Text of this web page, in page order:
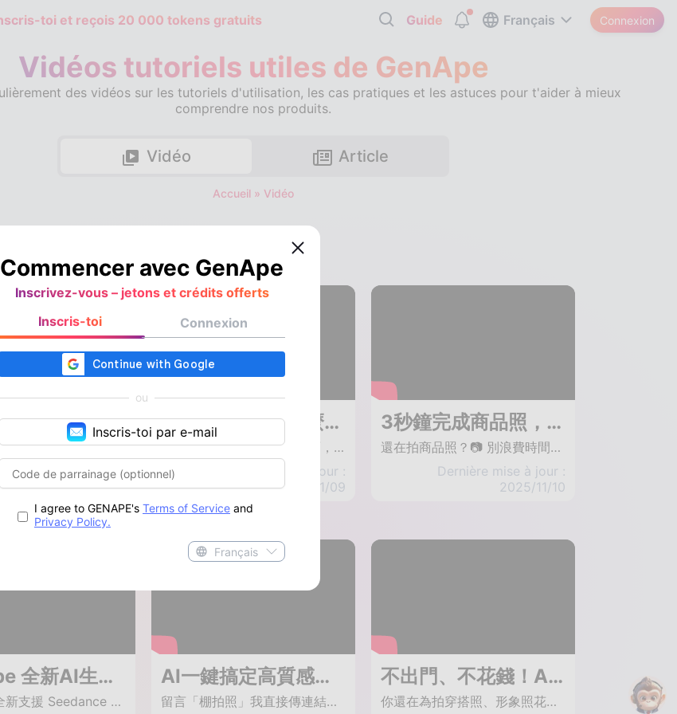
toi et reçois 20 000 tokens gratuits Guide Français Connexion
Vidéos tutoriels utiles de GenApe
des vidéos sur les tutoriels d'utilisation, les cas pratiques et les astuces pour t'aider à mieux
comprendre nos produits.
Vidéo Article
Accueil » Vidéo
récents
3個 2026 你一定要用AI做影片的理由：一個人就是一支頂級影片團隊！(內含示範教學)
不用再擔心產品優秀卻拍不出腦中的畫面！這部影片告訴你如何用 AI 輕鬆解決「廉價感」，30 秒內拍出絲滑的百萬級產品運鏡。留言「想要」我把工具傳給你！ 很多品牌主、電商創作者最頭痛的，就是產品明明質感很好，但自己拿手機拍起來卻慘不忍睹...😅 想要拍出「絲滑環繞」或「高級機械臂」的鏡頭，以前要花大錢租攝影棚、買專業搖臂，現在你只需要 GenApe 的 AI 影片模板！ AI運鏡指令：人物保持不動。攝影機視角從右側緩慢水平橫移（Pan/Slide）到左側。保持構圖穩定，展現背景深度感，光影過渡自然，無任何畫面抖動。 在這部影片中，我會分享 3 個你一定要學會用 AI 做影片的原因 00:02 拒絕廉價感！ 00:25 原因一：省時間（AI 運鏡只要 30 秒） 00:52 原因二：省預算（告別攝影棚與昂貴器材） 01:11 原因三：不怕沒靈感（照片直接轉高級運鏡） 01:50 如何獲得這個 AI 工具？ 🚀 想讓影片變高級？ 現在就訂閱頻道，並在下方留言「想要」，我會把這套秘密武器傳送給你！ #AI做影片 #短影音行銷 #GenApe #影片剪輯教學 #電商創業 #低成本行銷 #AI運鏡 #產品攝影 #SEO行銷
Dernière mise à jour :
2026/04/02
你的 AI 影片為什麼看起來很假？因為少了「這個聲音」。(Seedance 1.5 Pro 實戰)
大部分人做 AI 影片只顧畫面，忽略了聲音，結果做出來的東西像個漂亮的塑膠娃娃，一開口就破功。 今天這集不是無聊的軟體操作手冊，我要教你的是「數位造人術」。 不只要讓圖片動起來，我還要教你怎麼用 Audio Prompt (音訊提示詞) 生成帶有「換氣聲」、「口水音」甚至「情緒」的超寫實人聲。 看完這支影片，請把硬碟裡那些啞巴 AI 全部刪掉，重做一遍。 ⚡️ 在這支影片中，你將學到： 皮囊 (The Setup)： 如何生成一張「準備好說話」的完美底圖？(避開新手常犯的 3 個錯誤) 靈魂 (The Soul)： 聲音決定成敗。揭秘如何用 Prompt 控制 AI 的語氣與呼吸。 喚醒 (The Spark)： Lip Sync 對嘴同步的關鍵設定，讓嘴型不再「飄」。 🛠️ 本集用到的工具與指令： 📌 AI 文生圖 https://app.genape.ai/zh-TW/ai-image-generator 📌 AI 商品圖https://app.genape.ai/zh-TW/product-image-generator 📌 AI 生成影片https://app.genape.ai/zh-TW/ai-video-generator 👉 Seedance 1.5 Pro 試用連結： [你的專屬連結] 🧪 影片中示範的 Audio Prompt (聲音咒語)： (建議直接複製使用) "A young Taiwanese girl, whispering, nervous, breathing heavily, background silence." "Professional E-commerce Host, warm tone, proximity effect, clear articulation."
Dernière mise à jour :
2026/01/09
3秒鐘完成商品照，AI商品照自動生成完美光影與背景
還在拍商品照？📷 別浪費時間！ AI 幫你拍出比實拍更美的成品圖。 輸入一句話，就能自動生成完美光影與背景。 💡 電商人專用 AI 圖片生成器 ✨ 3 秒變品牌感！ 💬 想體驗嗎？ 在留言區傳「AI商品圖」，我們就會把 AI 生成商品圖教學懶人包傳給你~
Dernière mise à jour :
2025/11/10
GenApe 全新AI生成影片模型，只要一句話不須任何剪輯技能
GenApe 全新支援 Seedance Lite 與 Seedance Pro —— 只要輸入一句提示詞，不須任何剪輯或設計技能，就能生成高品質短片。 想要自然動作的社群短片？用 Seedance Lite！ 想要高畫質、敘事連貫的品牌影片？用 Seedance Pro！ 你的靈感，AI 幫你變成畫面。 💬 想體驗嗎？ 在留言區傳「AI影片」，我們就會把 AI 生成影片的網址傳給你！ 👉 現在就試試 GenApe 影片生成工具～
AI一鍵搞定高質感型錄級商品照，再也不用攝影棚！
留言「棚拍照」我直接傳連結給你！ 你還在煩惱商品照太陽春？ 沒預算請攝影師？沒有攝影棚？ 用 ChatApe，只要一張白底照＋幾行指令 就能生成像型錄一樣的專業商品照📸✨ 📌 適用場景：✔ 美妝保養 ✔飲料食品 ✔生活雜貨 ✔穿搭配件 不會攝影也能做出「高級感」產品圖片！ 【影片內有完整操作教學】 喜歡影片記得按讚、訂閱我們，跟著GenApe一起用AI工具成長 👉【立即試用ChatApe機器猿】 https://app.genape.ai/zh-TW/chat-ape?tag=YT_20250422 ＝＝＝＝＝＝＝＝＝＝＝＝＝＝＝＝＝＝＝＝＝＝＝＝＝＝＝＝＝＝ 【訂閱頻道按鈕】https://lihi1.com/GKTck 【官網】https://app.genape.ai/zh-tw
不出門、不花錢！AI變裝神器你一定要試！
你還在為拍穿搭照、形象照花錢、跑攝影棚嗎？ 這支影片教你用 ChatApe，只要一張模特照片， 輸入你想要的髮型＋穿搭風格關鍵字， AI 就能自動幫你生成「百變造型大片」！ 👗 模特不動 → 風格全變 💇‍♀️ 髮型切換：包頭、高馬尾、金髮、短髮都能變 👚 穿搭變身：西裝、T恤、比基尼、禮服一鍵搞定 📸 完全不需要重拍，不用請攝影師、不用出門 📍 留言「變裝」→ 馬上傳連結給你試用！ ＝＝＝＝＝＝＝＝＝＝＝＝＝＝＝＝＝＝＝＝＝＝＝＝＝＝＝＝＝＝ 【訂閱頻道按鈕】https://lihi1.com/GKTck 【官網】https://app.genape.ai/zh-tw
Commencer avec GenApe
Inscrivez-vous – jetons et crédits offerts
Inscris-toi
Connexion
ou
Inscris-toi par e-mail
I agree to GENAPE's Terms of Service and
Privacy Policy.
Français